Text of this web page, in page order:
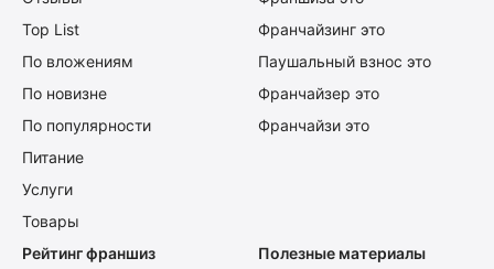
Top List
По вложениям
По новизне
По популярности
Питание
Услуги
Товары
Франчайзинг это
Паушальный взнос это
Франчайзер это
Франчайзи это
Рейтинг франшиз
Полезные материалы